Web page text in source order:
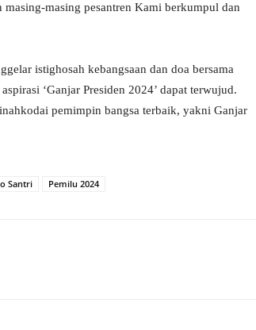
masing pesantren Kami berkumpul dan
istighosah kebangsaan dan doa bersama
‘Ganjar Presiden 2024’ dapat terwujud.
pemimpin bangsa terbaik, yakni Ganjar
Santri Pemilu 2024